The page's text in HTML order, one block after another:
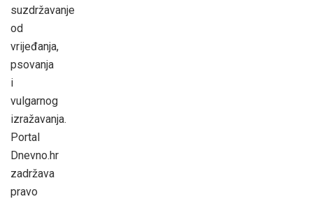
suzdržavanje
od
vrijeđanja,
psovanja
i
vulgarnog
izražavanja.
Portal
Dnevno.hr
zadržava
pravo